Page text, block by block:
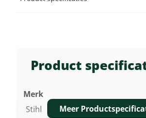
Product
Merk
Stihl
Meer